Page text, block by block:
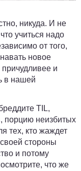
никуда. И не
учиться надо
от того,
новое
причудливее и
в нашей
TIL,
порцию неизбитых
тех, кто жаждет
стороны
и потому
что же